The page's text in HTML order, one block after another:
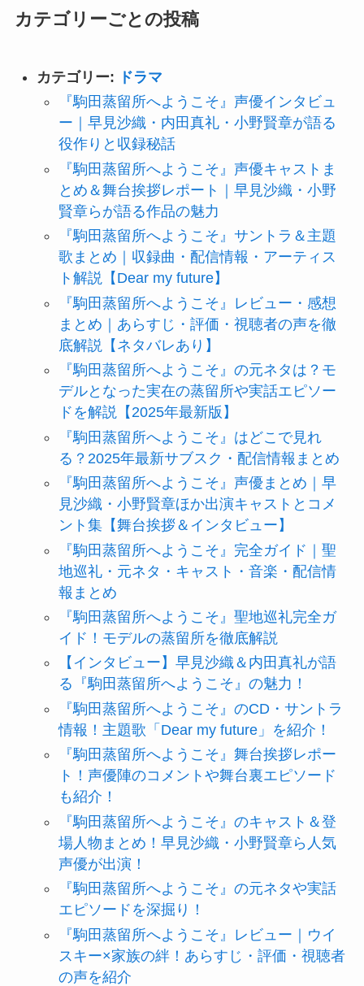
カテゴリーごとの投稿
カテゴリー: ドラマ
『駒田蒸留所へようこそ』声優インタビュ
ー｜早見沙織・内田真礼・小野賢章が語る
役作りと収録秘話
『駒田蒸留所へようこそ』声優キャストま
とめ＆舞台挨拶レポート｜早見沙織・小野
賢章らが語る作品の魅力
『駒田蒸留所へようこそ』サントラ＆主題
歌まとめ｜収録曲・配信情報・アーティス
ト解説【Dear my future】
『駒田蒸留所へようこそ』レビュー・感想
まとめ｜あらすじ・評価・視聴者の声を徹
底解説【ネタバレあり】
『駒田蒸留所へようこそ』の元ネタは？モ
デルとなった実在の蒸留所や実話エピソー
ドを解説【2025年最新版】
『駒田蒸留所へようこそ』はどこで見れ
る？2025年最新サブスク・配信情報まとめ
『駒田蒸留所へようこそ』声優まとめ｜早
見沙織・小野賢章ほか出演キャストとコメ
ント集【舞台挨拶＆インタビュー】
『駒田蒸留所へようこそ』完全ガイド｜聖
地巡礼・元ネタ・キャスト・音楽・配信情
報まとめ
『駒田蒸留所へようこそ』聖地巡礼完全ガ
イド！モデルの蒸留所を徹底解説
【インタビュー】早見沙織＆内田真礼が語
る『駒田蒸留所へようこそ』の魅力！
『駒田蒸留所へようこそ』のCD・サントラ
情報！主題歌「Dear my future」を紹介！
『駒田蒸留所へようこそ』舞台挨拶レポー
ト！声優陣のコメントや舞台裏エピソード
も紹介！
『駒田蒸留所へようこそ』のキャスト＆登
場人物まとめ！早見沙織・小野賢章ら人気
声優が出演！
『駒田蒸留所へようこそ』の元ネタや実話
エピソードを深掘り！
『駒田蒸留所へようこそ』レビュー｜ウイ
スキー×家族の絆！あらすじ・評価・視聴者
の声を紹介